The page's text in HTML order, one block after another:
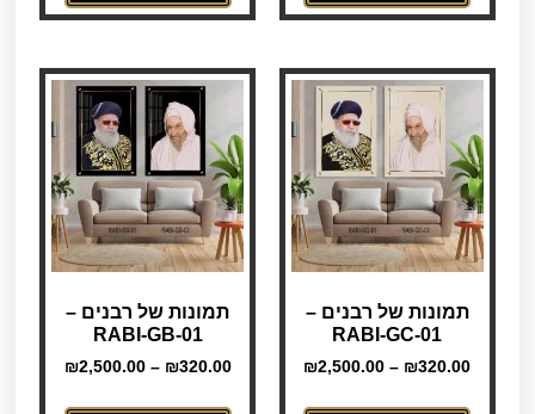
תמונות של רבנים –
RABI-GC-01
₪320.00
–
₪2,500.00
תמונות של רבנים –
RABI-GB-01
₪320.00
–
₪2,500.00